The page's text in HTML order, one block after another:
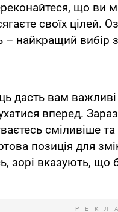
що ви
своїх цілей.
– найкращий вибір
дасть вам важливі
вперед.
сміливіше
позиція для
зорі вказують, що